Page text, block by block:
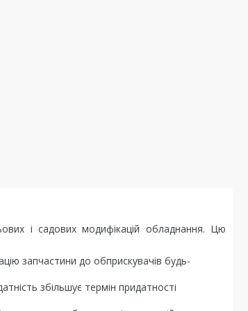
і садових модифікацій обладнання. Цю
запчастини до обприскувачів будь-
збільшує термін придатності